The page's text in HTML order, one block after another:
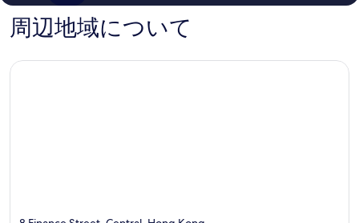
件
の
コ
口
周辺地域について